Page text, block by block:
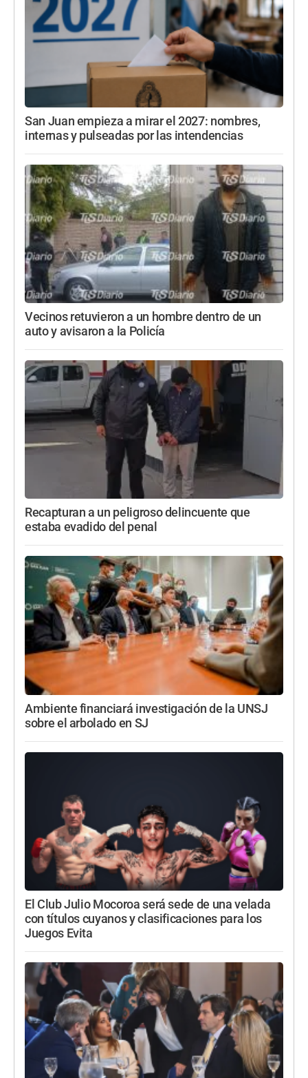
San Juan empieza a mirar el 2027: nombres,
internas y pulseadas por las intendencias
Vecinos retuvieron a un hombre dentro de un
auto y avisaron a la Policía
Recapturan a un peligroso delincuente que
estaba evadido del penal
Ambiente financiará investigación de la UNSJ
sobre el arbolado en SJ
El Club Julio Mocoroa será sede de una velada
con títulos cuyanos y clasificaciones para los
Juegos Evita